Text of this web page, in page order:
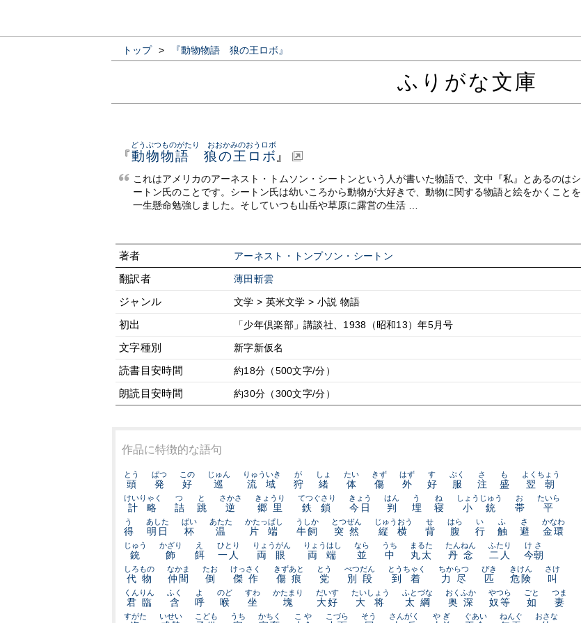
トップ > 『動物物語 狼の王ロボ』
ふりがな文庫
『動物物語 狼の王ロボ
どうぶつものがたり おおかみのおうロボ
』
これはアメリカのアーネスト・トムソン・シートンという人が書いた物語で、文中『私』とあるのはシ
ートン氏のことです。シートン氏は幼いころから動物が大好きで、動物に関する物語と絵をかくことを
一生懸命勉強しました。そしていつも山岳や草原に露営の生活 …
著者 アーネスト・トンプソン・シートン
翻訳者 薄田斬雲
ジャンル 文学 > 英米文学 > 小説 物語
初出 「少年倶楽部」講談社、1938（昭和13）年5月号
文字種別 新字新仮名
読書目安時間 約18分（500文字/分）
朗読目安時間 約30分（300文字/分）
作品に特徴的な語句
頭
とう
発
ぱつ
好
この
巡
じゅん
流域
りゅういき
狩
が
緒
しょ
体
たい
傷
きず
外
はず
好
す
服
ぷく
注
さ
盛
も
翌朝
よくちょう
計略
けいりゃく
詰
つ
跳
と
逆
さかさ
郷里
きょうり
鉄鎖
てつぐさり
今日
きょう
判
はん
埋
う
寝
ね
小銃
しょうじゅう
帯
お
平
たいら
得
う
明日
あした
杯
ぱい
温
あたた
片端
かたっぱし
牛飼
うしか
突然
とつぜん
縦横
じゅうおう
背
せ
腹
はら
行
い
触
ふ
避
さ
金環
かなわ
銃
じゅう
飾
かざり
餌
え
一人
ひとり
両眼
りょうがん
両端
りょうはし
並
なら
中
うち
丸太
まるた
丹念
たんねん
二人
ふたり
今朝
けさ
代物
しろもの
仲間
なかま
倒
たお
傑作
けっさく
傷痕
きずあと
党
とう
別段
べつだん
到着
とうちゃく
力尽
ちからつ
匹
ぴき
危険
きけん
叫
さけ
君臨
くんりん
含
ふく
呼
よ
喉
のど
坐
すわ
塊
かたまり
大好
だいす
大将
たいしょう
太綱
ふとづな
奥深
おくふか
奴等
やつら
如
ごと
妻
つま
すがた いせい こども うち かちく こや こづら そう さんがく やぎ ぐあい ねんぐ おさな